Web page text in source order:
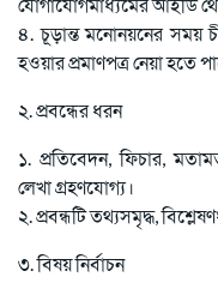
৪. চূড়ান্ত মনোনয়নের সময়
হওয়ার প্রমাণপত্র নেয়া হতে
২. প্রবন্ধের ধরন
১. প্রতিবেদন, ফিচার,
লেখা গ্রহণযোগ্য।
২. প্রবন্ধটি তথ্যসমৃদ্ধ,
৩. বিষয় নির্বাচন